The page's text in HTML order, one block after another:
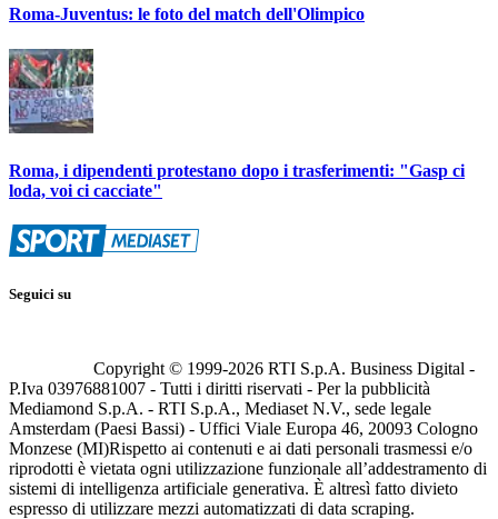
Roma-Juventus: le foto del match dell'Olimpico
Roma, i dipendenti protestano dopo i trasferimenti: "Gasp ci
loda, voi ci cacciate"
Seguici su
Copyright © 1999-2026 RTI S.p.A. Business Digital -
P.Iva 03976881007 - Tutti i diritti riservati - Per la pubblicità
Mediamond S.p.A. - RTI S.p.A., Mediaset N.V., sede legale
Amsterdam (Paesi Bassi) - Uffici Viale Europa 46, 20093 Cologno
Monzese (MI)Rispetto ai contenuti e ai dati personali trasmessi e/o
riprodotti è vietata ogni utilizzazione funzionale all’addestramento di
sistemi di intelligenza artificiale generativa. È altresì fatto divieto
espresso di utilizzare mezzi automatizzati di data scraping.